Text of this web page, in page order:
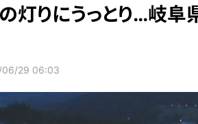
灯りにうっとり…岐阜
06/29 06:03